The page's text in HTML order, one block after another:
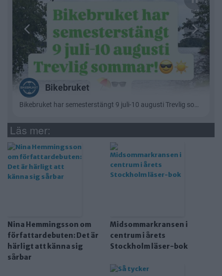
Läs mer:
Nina Hemmingsson om
författardebuten: Det är
härligt att känna sig
sårbar
Midsommarkransen i
centrum i årets
Stockholm läser-bok